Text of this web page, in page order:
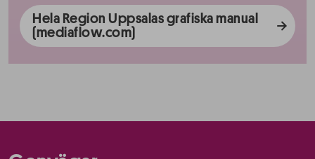
Hela Region Uppsalas grafiska manual
(mediaflow.com)